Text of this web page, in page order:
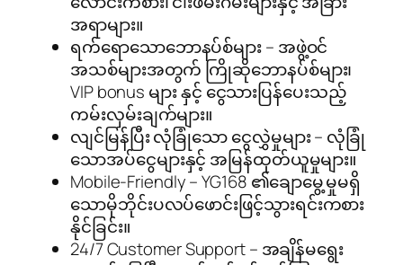
အရာများ။
ရက်ရောသောဘောနပ်စ်များ – အဖွဲ့ဝင်
အသစ်များအတွက် ကြိုဆိုဘောနပ်စ်များ၊
VIP bonus များ နှင့် ငွေသားပြန်ပေးသည့်
ကမ်းလှမ်းချက်များ။
လျင်မြန်ပြီး လုံခြုံသော ငွေလွှဲမှုများ – လုံခြုံ
သောအပ်ငွေများနှင့် အမြန်ထုတ်ယူမှုများ။
Mobile-Friendly – YG168 ၏ချောမွေ့မှုမရှိ
သောမိုဘိုင်းပလပ်ဖောင်းဖြင့်သွားရင်းကစား
နိုင်ခြင်း။
24/7 Customer Support – အချိန်မရွေး